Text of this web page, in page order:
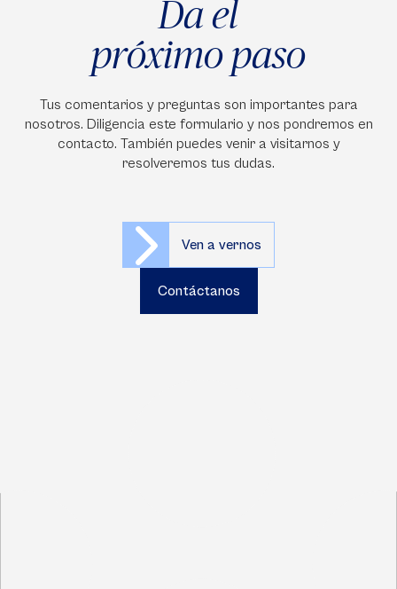
Da el
próximo paso
Tus comentarios y preguntas son importantes para
nosotros. Diligencia este formulario y nos pondremos en
contacto. También puedes venir a visitarnos y
resolveremos tus dudas.
Ven a vernos
Contáctanos